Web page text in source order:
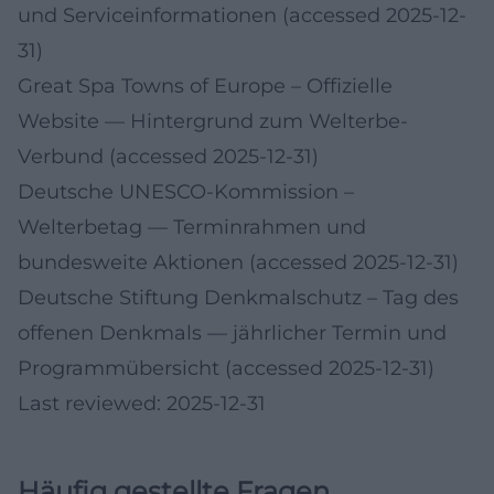
und Serviceinformationen (accessed 2025-12-
31)
Great Spa Towns of Europe – Offizielle
Website — Hintergrund zum Welterbe-
Verbund (accessed 2025-12-31)
Deutsche UNESCO-Kommission –
Welterbetag — Terminrahmen und
bundesweite Aktionen (accessed 2025-12-31)
Deutsche Stiftung Denkmalschutz – Tag des
offenen Denkmals — jährlicher Termin und
Programmübersicht (accessed 2025-12-31)
Last reviewed: 2025-12-31